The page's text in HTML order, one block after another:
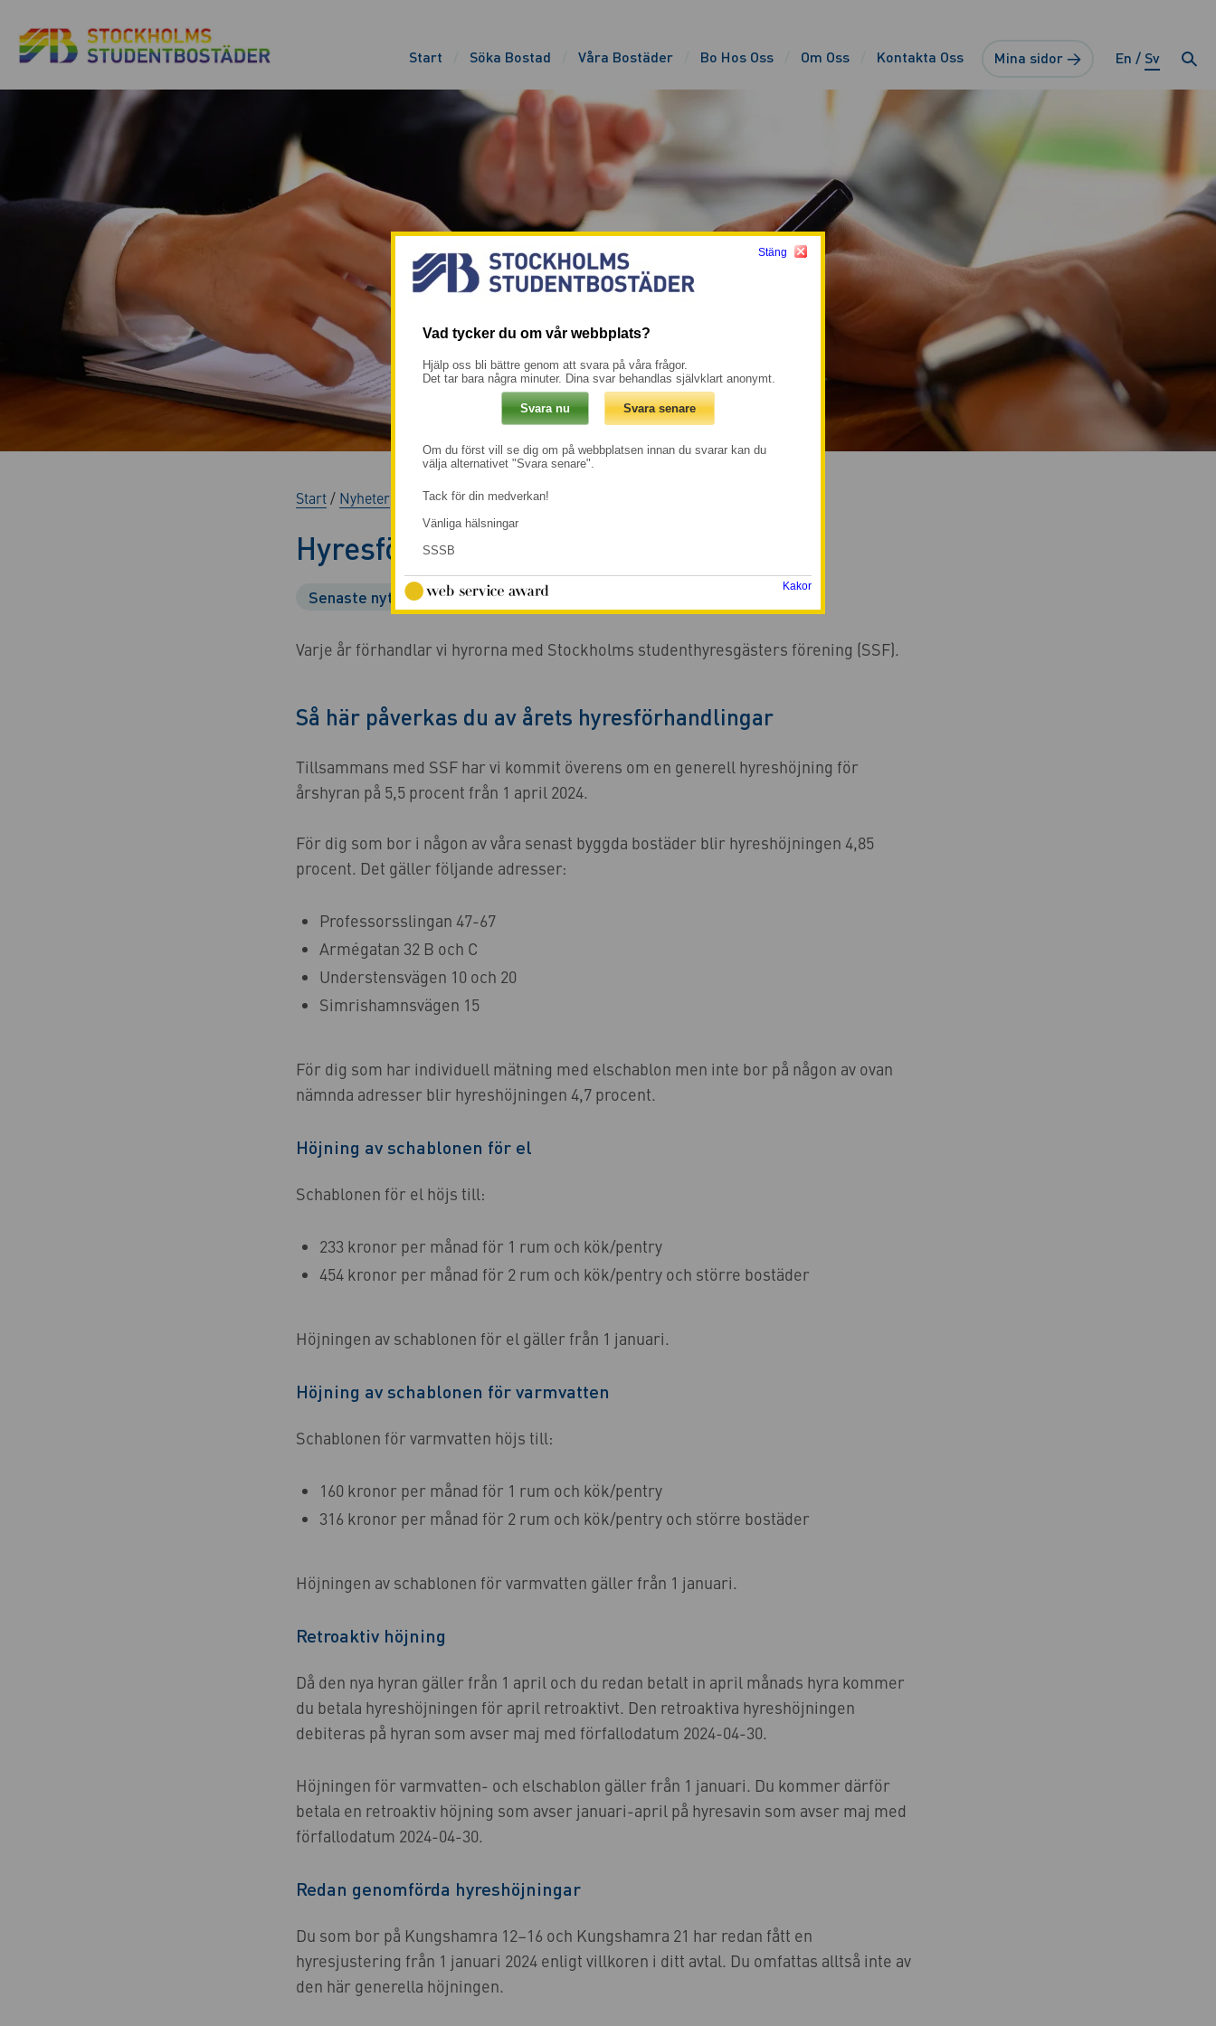
Start Söka Bostad Våra Bostäder Bo Hos Oss Om Oss Kontakta Oss Mina sidor → En Sv
Start/ Nyheter Hyresförhandlingar för 2024 klara
Hyresförhandlingar för 2024 klara
Senaste nytt 2024-04-22 · Senast uppdaterad 2024-07-17
Varje år förhandlar vi hyrorna med Stockholms studenthyresgästers förening (SSF).
Så här påverkas du av årets hyresförhandlingar
Tillsammans med SSF har vi kommit överens om en generell hyreshöjning för
årshyran på 5,5 procent från 1 april 2024.
För dig som bor i någon av våra senast byggda bostäder blir hyreshöjningen 4,85
procent. Det gäller följande adresser:
Professorsslingan 47-67
Armégatan 32 B och C
Understensvägen 10 och 20
Simrishamnsvägen 15
För dig som har individuell mätning med elschablon men inte bor på någon av ovan
nämnda adresser blir hyreshöjningen 4,7 procent.
Höjning av schablonen för el
Schablonen för el höjs till:
233 kronor per månad för 1 rum och kök/pentry
454 kronor per månad för 2 rum och kök/pentry och större bostäder
Höjningen av schablonen för el gäller från 1 januari.
Höjning av schablonen för varmvatten
Schablonen för varmvatten höjs till:
160 kronor per månad för 1 rum och kök/pentry
316 kronor per månad för 2 rum och kök/pentry och större bostäder
Höjningen av schablonen för varmvatten gäller från 1 januari.
Retroaktiv höjning
Då den nya hyran gäller från 1 april och du redan betalt in april månads hyra kommer
du betala hyreshöjningen för april retroaktivt. Den retroaktiva hyreshöjningen
debiteras på hyran som avser maj med förfallodatum 2024-04-30.
Höjningen för varmvatten- och elschablon gäller från 1 januari. Du kommer därför
betala en retroaktiv höjning som avser januari-april på hyresavin som avser maj med
förfallodatum 2024-04-30.
Redan genomförda hyreshöjningar
Du som bor på Kungshamra 12–16 och Kungshamra 21 har redan fått en
hyresjustering från 1 januari 2024 enligt villkoren i ditt avtal. Du omfattas alltså inte av
den här generella höjningen.
Stäng
Vad tycker du om vår webbplats?
Hjälp oss bli bättre genom att svara på våra frågor.
Det tar bara några minuter. Dina svar behandlas självklart anonymt.
Om du först vill se dig om på webbplatsen innan du svarar kan du
välja alternativet "Svara senare".
Tack för din medverkan!
Vänliga hälsningar
SSSB
Kakor